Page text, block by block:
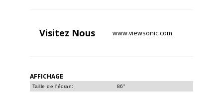
Visitez Nous www.viewsonic.com
AFFICHAGE
Taille de l'écran: 86"